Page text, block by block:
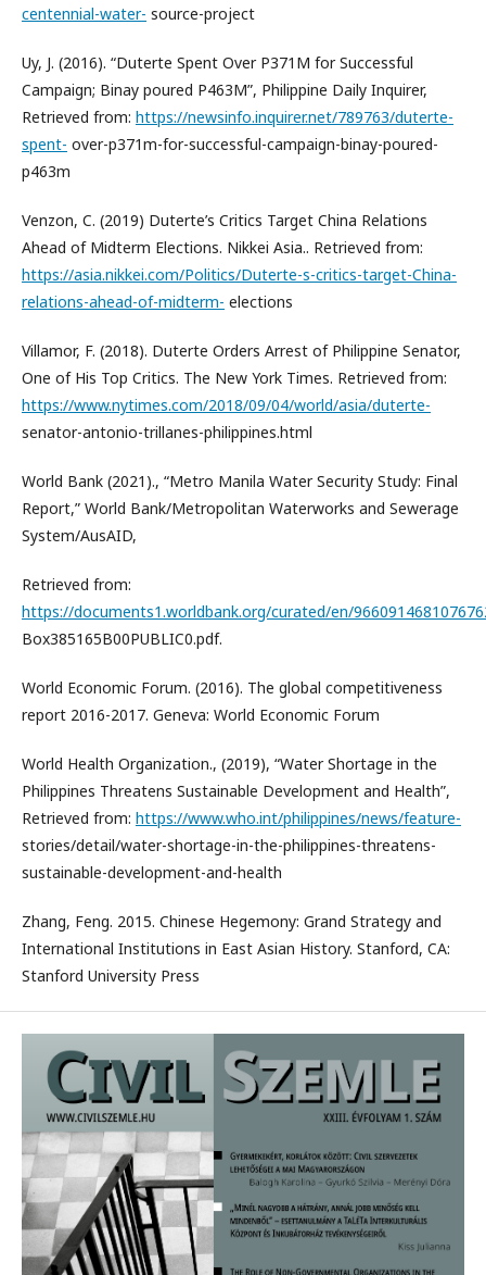
centennial-water- source-project
Uy, J. (2016). “Duterte Spent Over P371M for Successful
Campaign; Binay poured P463M”, Philippine Daily Inquirer,
Retrieved from: https://newsinfo.inquirer.net/789763/duterte-
spent- over-p371m-for-successful-campaign-binay-poured-
p463m
Venzon, C. (2019) Duterte’s Critics Target China Relations
Ahead of Midterm Elections. Nikkei Asia.. Retrieved from:
https://asia.nikkei.com/Politics/Duterte-s-critics-target-China-
relations-ahead-of-midterm- elections
Villamor, F. (2018). Duterte Orders Arrest of Philippine Senator,
One of His Top Critics. The New York Times. Retrieved from:
https://www.nytimes.com/2018/09/04/world/asia/duterte-
senator-antonio-trillanes-philippines.html
World Bank (2021)., “Metro Manila Water Security Study: Final
Report,” World Bank/Metropolitan Waterworks and Sewerage
System/AusAID,
Retrieved from:
https://documents1.worldbank.org/curated/en/
Box385165B00PUBLIC0.pdf.
World Economic Forum. (2016). The global competitiveness
report 2016-2017. Geneva: World Economic Forum
World Health Organization., (2019), “Water Shortage in the
Philippines Threatens Sustainable Development and Health”,
Retrieved from: https://www.who.int/philippines/news/feature-
stories/detail/water-shortage-in-the-philippines-threatens-
sustainable-development-and-health
Zhang, Feng. 2015. Chinese Hegemony: Grand Strategy and
International Institutions in East Asian History. Stanford, CA:
Stanford University Press